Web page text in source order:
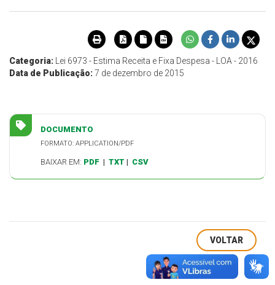
Categoria: Lei 6973 - Estima Receita e Fixa Despesa - LOA - 2016
Data de Publicação:7 de dezembro de 2015
DOCUMENTO
FORMATO: APPLICATION/PDF
BAIXAR EM: PDF | TXT | CSV
VOLTAR